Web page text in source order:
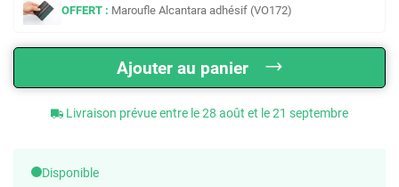
OFFERT : Maroufle Alcantara adhésif (VO172)
Ajouter au panier
Livraison prévue entre le 28 août et le 21 septembre
Disponible